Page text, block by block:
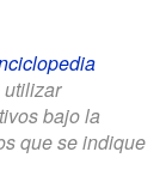
bajo la
que se indique